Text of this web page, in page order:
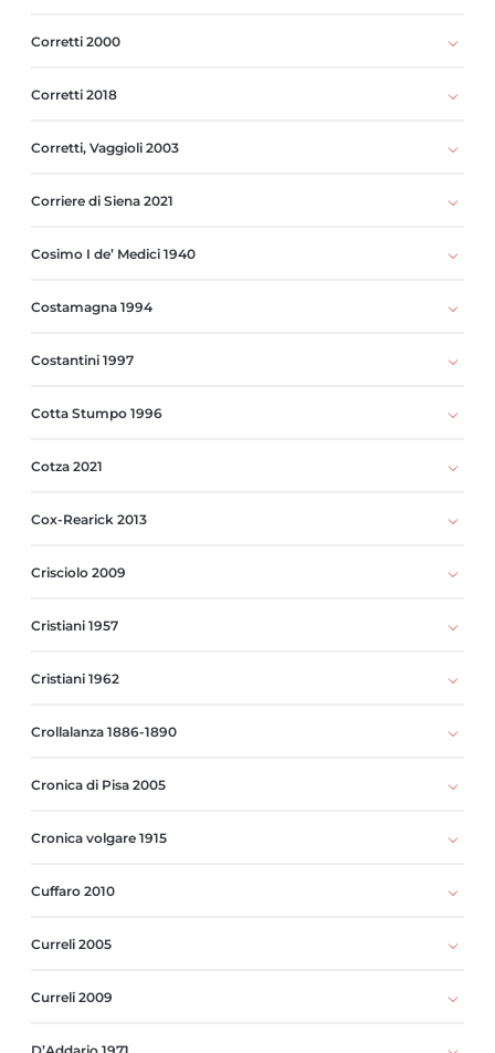
Corretti 2000
Corretti 2018
Corretti, Vaggioli 2003
Corriere di Siena 2021
Cosimo I de’ Medici 1940
Costamagna 1994
Costantini 1997
Cotta Stumpo 1996
Cotza 2021
Cox-Rearick 2013
Crisciolo 2009
Cristiani 1957
Cristiani 1962
Crollalanza 1886-1890
Cronica di Pisa 2005
Cronica volgare 1915
Cuffaro 2010
Curreli 2005
Curreli 2009